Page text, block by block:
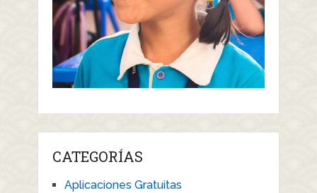
CATEGORÍAS
Aplicaciones Gratuitas